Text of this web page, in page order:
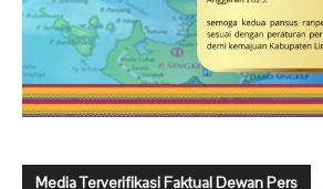
Media Terverifikasi Faktual Dewan Pers